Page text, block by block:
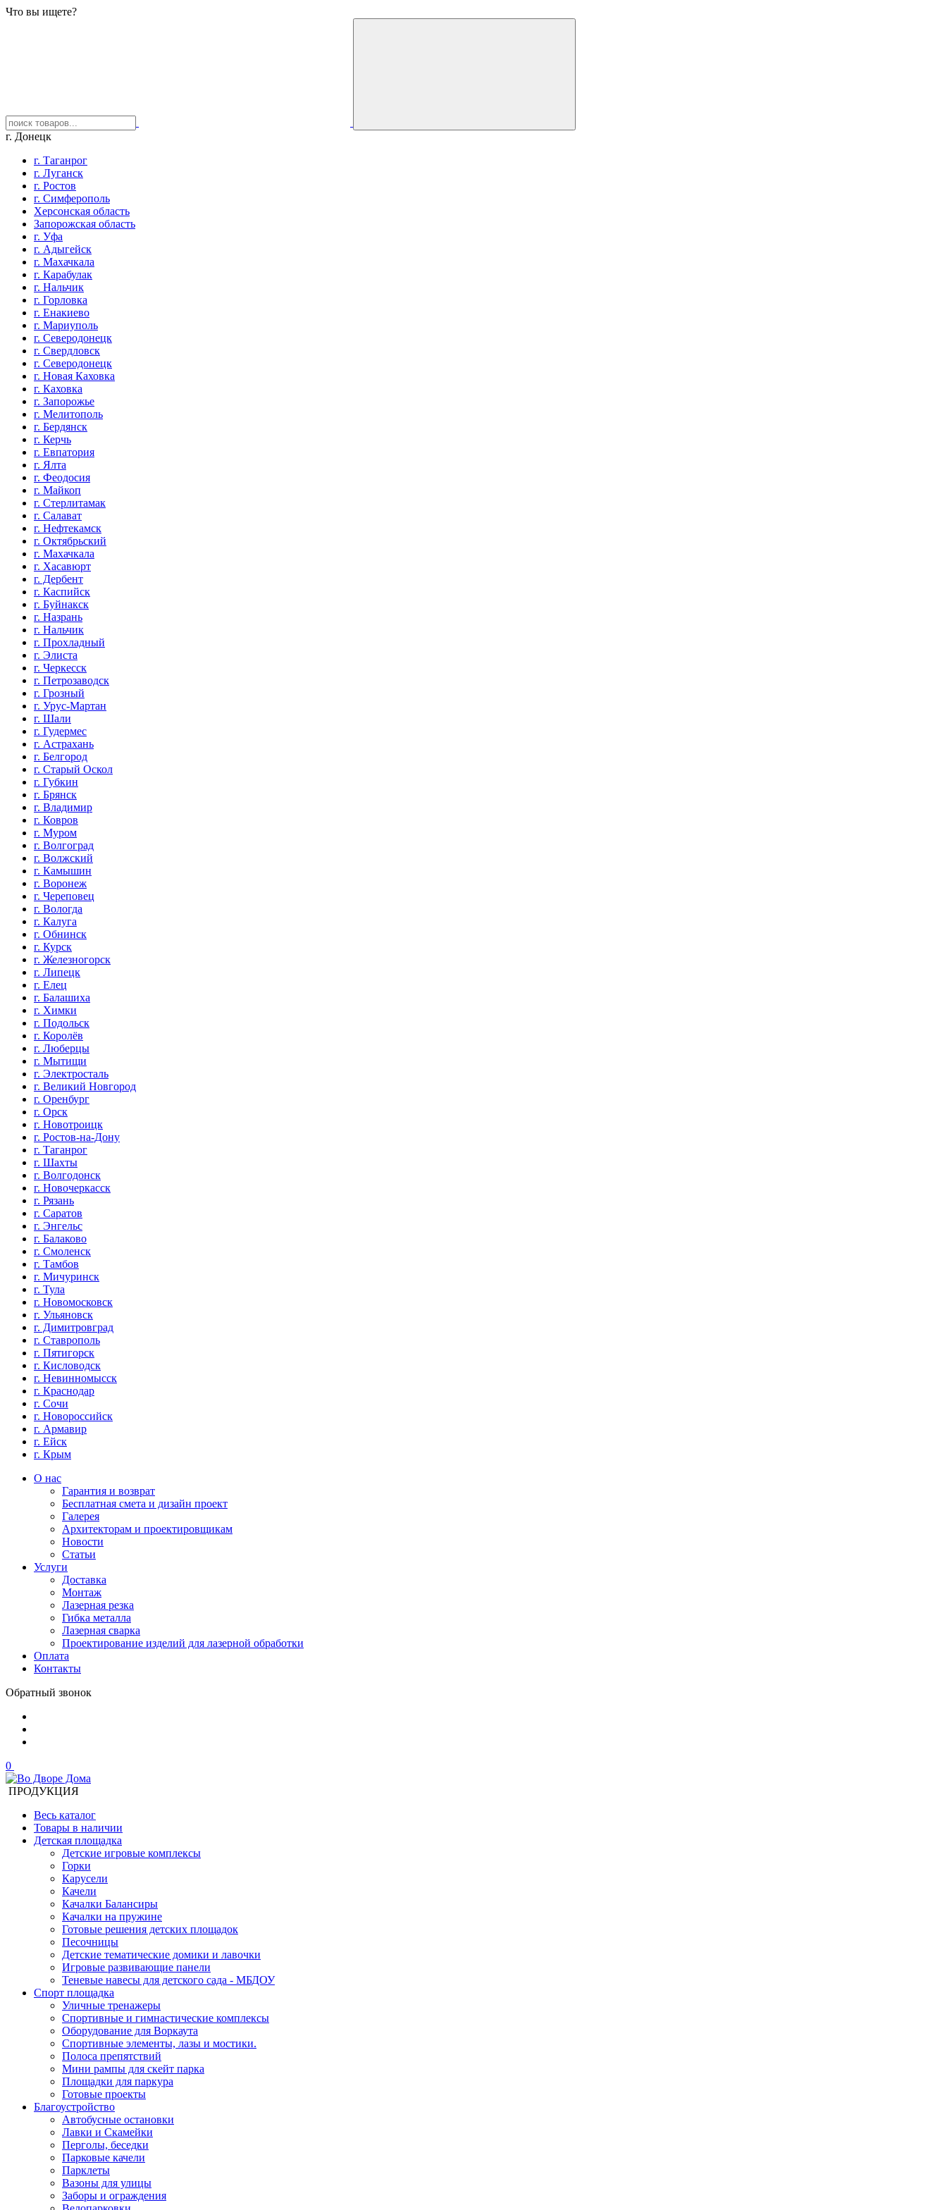
Что вы ищете?
г. Донецк
г. Таганрог
г. Луганск
г. Ростов
г. Симферополь
Херсонская область
Запорожская область
г. Уфа
г. Адыгейск
г. Махачкала
г. Карабулак
г. Нальчик
г. Горловка
г. Енакиево
г. Мариуполь
г. Северодонецк
г. Свердловск
г. Северодонецк
г. Новая Каховка
г. Каховка
г. Запорожье
г. Мелитополь
г. Бердянск
г. Керчь
г. Евпатория
г. Ялта
г. Феодосия
г. Майкоп
г. Стерлитамак
г. Салават
г. Нефтекамск
г. Октябрьский
г. Махачкала
г. Хасавюрт
г. Дербент
г. Каспийск
г. Буйнакск
г. Назрань
г. Нальчик
г. Прохладный
г. Элиста
г. Черкесск
г. Петрозаводск
г. Грозный
г. Урус-Мартан
г. Шали
г. Гудермес
г. Астрахань
г. Белгород
г. Старый Оскол
г. Губкин
г. Брянск
г. Владимир
г. Ковров
г. Муром
г. Волгоград
г. Волжский
г. Камышин
г. Воронеж
г. Череповец
г. Вологда
г. Калуга
г. Обнинск
г. Курск
г. Железногорск
г. Липецк
г. Елец
г. Балашиха
г. Химки
г. Подольск
г. Королёв
г. Люберцы
г. Мытищи
г. Электросталь
г. Великий Новгород
г. Оренбург
г. Орск
г. Новотроицк
г. Ростов-на-Дону
г. Таганрог
г. Шахты
г. Волгодонск
г. Новочеркасск
г. Рязань
г. Саратов
г. Энгельс
г. Балаково
г. Смоленск
г. Тамбов
г. Мичуринск
г. Тула
г. Новомосковск
г. Ульяновск
г. Димитровград
г. Ставрополь
г. Пятигорск
г. Кисловодск
г. Невинномысск
г. Краснодар
г. Сочи
г. Новороссийск
г. Армавир
г. Ейск
г. Крым
О нас
Гарантия и возврат
Бесплатная смета и дизайн проект
Галерея
Архитекторам и проектировщикам
Новости
Статьи
Услуги
Доставка
Монтаж
Лазерная резка
Гибка металла
Лазерная сварка
Проектирование изделий для лазерной обработки
Оплата
Контакты
Обратный звонок
0
ПРОДУКЦИЯ
Весь каталог
Товары в наличии
Детская площадка
Детские игровые комплексы
Горки
Карусели
Качели
Качалки Балансиры
Качалки на пружине
Готовые решения детских площадок
Песочницы
Детские тематические домики и лавочки
Игровые развивающие панели
Теневые навесы для детского сада - МБДОУ
Спорт площадка
Уличные тренажеры
Спортивные и гимнастические комплексы
Оборудование для Воркаута
Спортивные элементы, лазы и мостики.
Полоса препятствий
Мини рампы для скейт парка
Площадки для паркура
Готовые проекты
Благоустройство
Автобусные остановки
Лавки и Скамейки
Перголы, беседки
Парковые качели
Парклеты
Вазоны для улицы
Заборы и ограждения